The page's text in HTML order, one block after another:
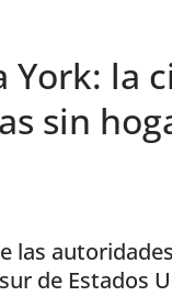
York: la
sin
las
de Estados